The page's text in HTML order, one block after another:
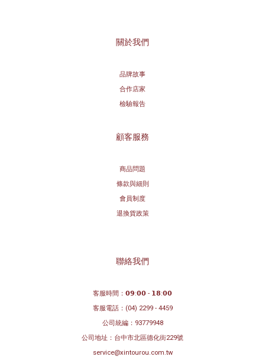
關於我們
品牌故事
合作店家
檢驗報告
顧客服務
商品問題
條款與細則
會員制度
退換貨政策
聯絡我們
客服時間：𝟬𝟵:𝟬𝟬 - 𝟭𝟴:𝟬𝟬
客服電話： (04) 2299 - 4459
公司統編：93779948
公司地址： 台中市北區德化街229號
service@xintourou.com.tw